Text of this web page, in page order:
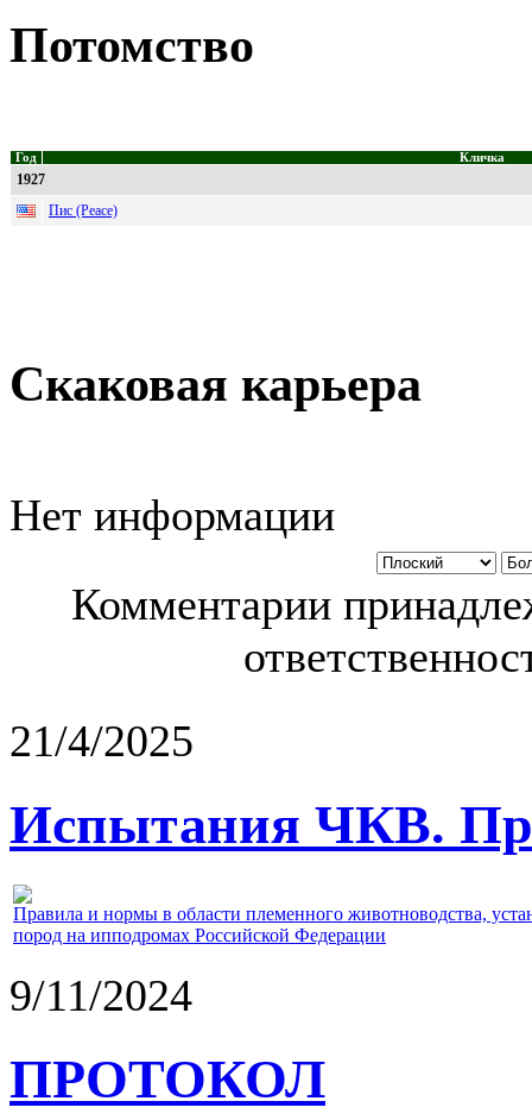
Потомство
Год Кличка
1927
Пис (Peace)
Скаковая карьера
Нет информации
Комментарии
21/4/2025
Испытания ЧКВ.
Правила и нормы в области племенного животноводства,
пород на ипподромах Российской Федерации
9/11/2024
ПРОТОКОЛ